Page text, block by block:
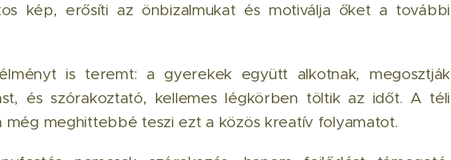
kép, erősíti az önbizalmukat és motiválja őket a további
is teremt: a gyerekek együtt alkotnak, megosztják
és szórakoztató, kellemes légkörben töltik az időt. A téli
még meghittebbé teszi ezt a közös kreatív folyamatot.